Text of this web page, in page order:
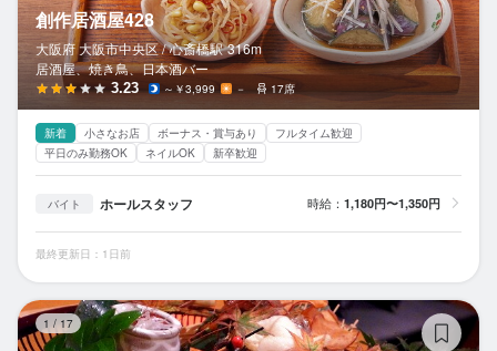
創作居酒屋428
大阪府 大阪市中央区 / 心斎橋駅 316m
居酒屋、焼き鳥、日本酒バー
3.23 ～￥3,999 － 17席
新着 小さなお店 ボーナス・賞与あり
フルタイム歓迎
平日のみ勤務OK
ネイルOK 新卒歓迎
バイト ホールスタッフ 時給： 1,180円〜1,350円
最終更新日：1日前
1 / 17